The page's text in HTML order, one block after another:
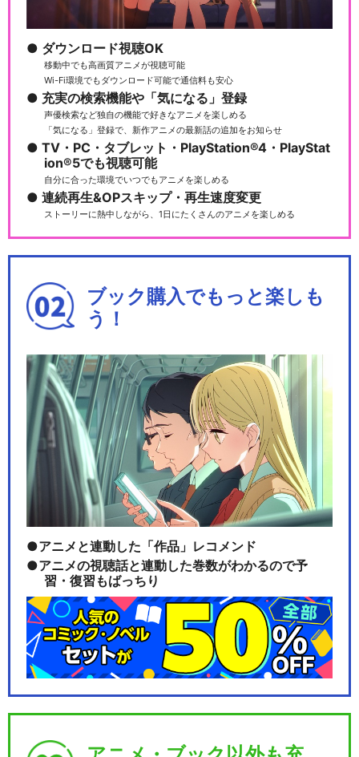
ダウンロード視聴OK
移動中でも高画質アニメが視聴可能
Wi-Fi環境でもダウンロード可能で通信料も安心
充実の検索機能や「気になる」登録
声優検索など独自の機能で好きなアニメを楽しめる
「気になる」登録で、新作アニメの最新話の追加をお知らせ
TV・PC・タブレット・PlayStation®4・PlayStat
ion®5でも視聴可能
自分に合った環境でいつでもアニメを楽しめる
連続再生&OPスキップ・再生速度変更
ストーリーに熱中しながら、1日にたくさんのアニメを楽しめる
ブック購入でもっと楽しも
う！
アニメと連動した「作品」レコメンド
アニメの視聴話と連動した巻数がわかるので予
習・復習もばっちり